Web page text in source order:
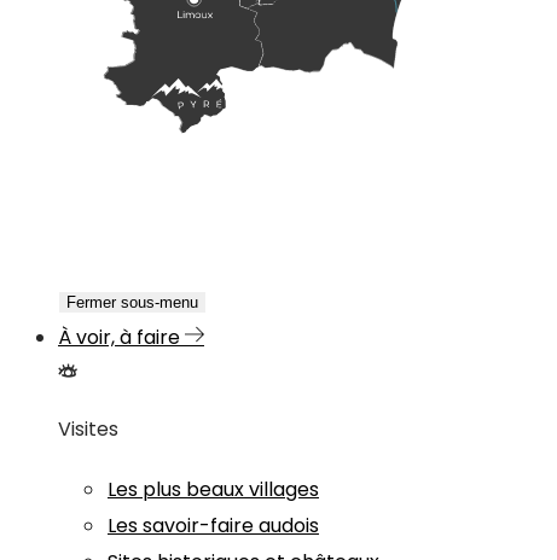
Fermer sous-menu
À voir, à faire
Visites
Les plus beaux villages
Les savoir-faire audois